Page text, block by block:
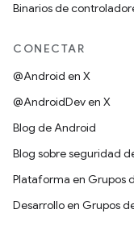
Binarios de
CONECTAR
@Android en X
@AndroidDev en X
Blog de Android
Blog sobre seguridad
Plataforma en Grupos
Desarrollo en Grupos